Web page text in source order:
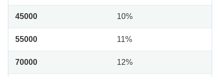
45000 10%
55000 11%
70000 12%